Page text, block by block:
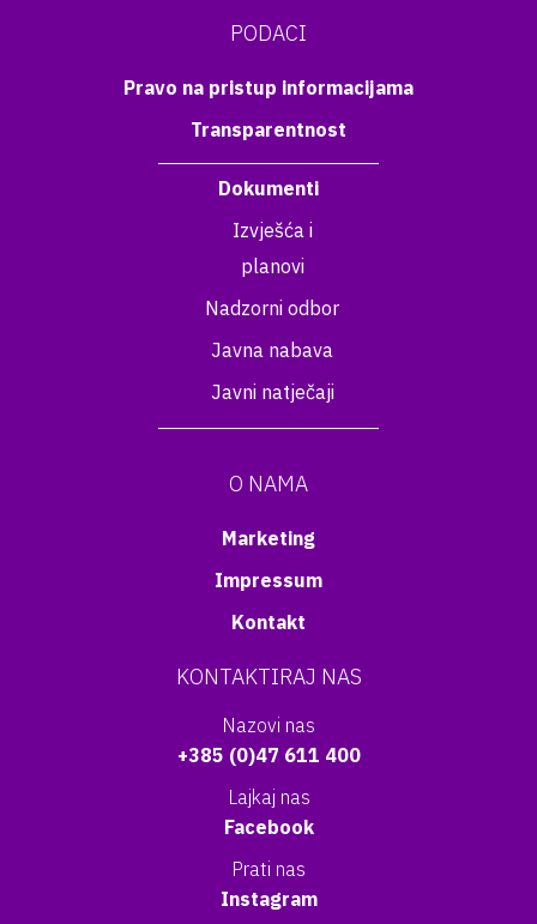
PODACI
Pravo na pristup informacijama
Transparentnost
Dokumenti
Izvješća i
planovi
Nadzorni odbor
Javna nabava
Javni natječaji
O NAMA
Marketing
Impressum
Kontakt
KONTAKTIRAJ NAS
Nazovi nas
+385 (0)47 611 400
Lajkaj nas
Facebook
Prati nas
Instagram